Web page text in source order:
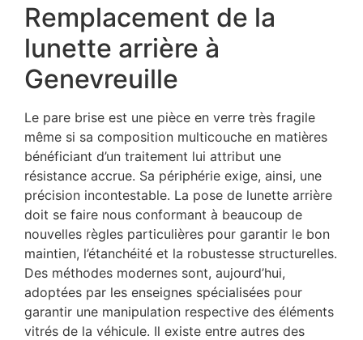
Remplacement de la
lunette arrière à
Genevreuille
Le pare brise est une pièce en verre très fragile
même si sa composition multicouche en matières
bénéficiant d’un traitement lui attribut une
résistance accrue. Sa périphérie exige, ainsi, une
précision incontestable. La pose de lunette arrière
doit se faire nous conformant à beaucoup de
nouvelles règles particulières pour garantir le bon
maintien, l’étanchéité et la robustesse structurelles.
Des méthodes modernes sont, aujourd’hui,
adoptées par les enseignes spécialisées pour
garantir une manipulation respective des éléments
vitrés de la véhicule. Il existe entre autres des